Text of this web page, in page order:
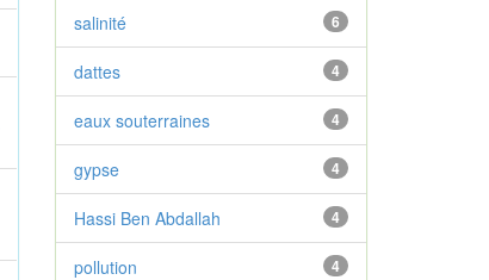
6
salinité
4
dattes
4
eaux souterraines
4
gypse
4
Hassi Ben Abdallah
4
pollution